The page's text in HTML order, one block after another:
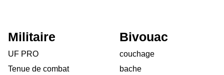
Militaire
UF PRO
Tenue de combat
Bivouac
couchage
bache